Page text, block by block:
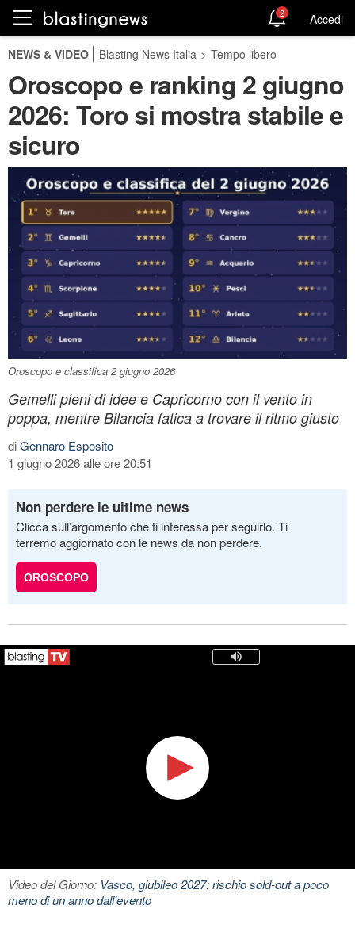
2 Accedi
NEWS & VIDEO Blasting News Italia > Tempo libero
Oroscopo e ranking 2 giugno
2026: Toro si mostra stabile e
sicuro
Oroscopo e classifica 2 giugno 2026
Gemelli pieni di idee e Capricorno con il vento in
poppa, mentre Bilancia fatica a trovare il ritmo giusto
diGennaro Esposito
1 giugno 2026 alle ore 20:51
Non perdere le ultime news
Clicca sull’argomento che ti interessa per seguirlo. Ti
terremo aggiornato con le news da non perdere.
OROSCOPO
Video del Giorno: Vasco, giubileo 2027: rischio sold-out a poco
meno di un anno dall'evento